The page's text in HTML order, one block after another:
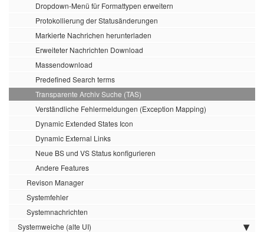
Dropdown-Menü für Formattypen erweitern
Protokollierung der Statusänderungen
Markierte Nachrichen herunterladen
Erweiteter Nachrichten Download
Massendownload
Predefined Search terms
Transparente Archiv Suche (TAS)
Verständliche Fehlermeldungen (Exception Mapping)
Dynamic Extended States Icon
Dynamic External Links
Neue BS und VS Status konfigurieren
Andere Features
Revison Manager
Systemfehler
Systemnachrichten
Systemweiche (alte UI)